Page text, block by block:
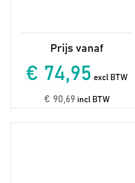
€ 74,95 excl BTW
€ 90,69incl BTW